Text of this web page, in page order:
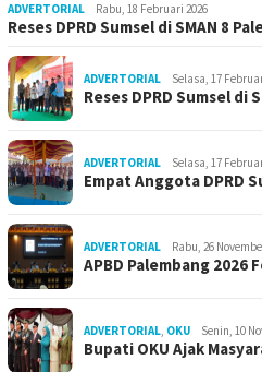
ADVERTORIAL Rabu, 18 Februari 2026
Reses DPRD Sumsel di SMAN 8
ADVERTORIAL Selasa, 17
Reses DPRD Sumsel di
ADVERTORIAL Selasa, 17
Empat Anggota DPRD
ADVERTORIAL Rabu, 26
APBD Palembang
ADVERTORIAL, OKU Senin, 10
Bupati OKU Ajak